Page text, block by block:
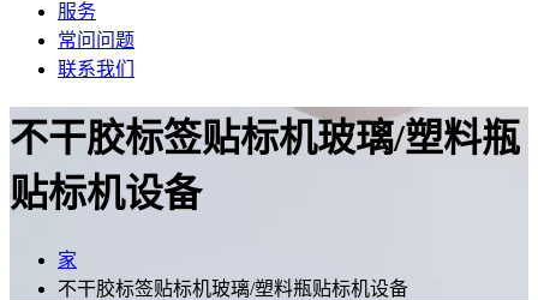
服务
常问问题
联系我们
不干胶标签贴标机玻璃/塑料瓶
贴标机设备
家
不干胶标签贴标机玻璃/塑料瓶贴标机设备